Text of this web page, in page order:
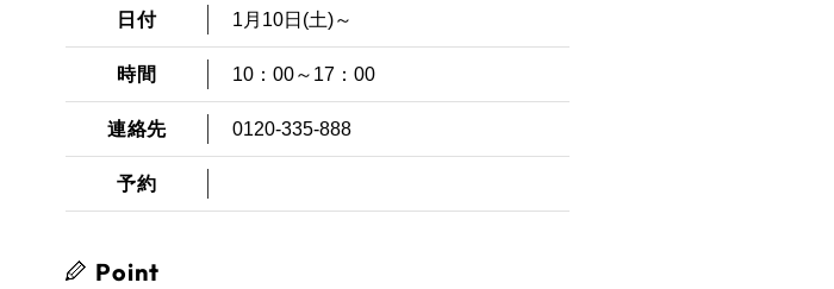
日付 1月10日(土)～
時間 10：00～17：00
連絡先 0120-335-888
予約
Point